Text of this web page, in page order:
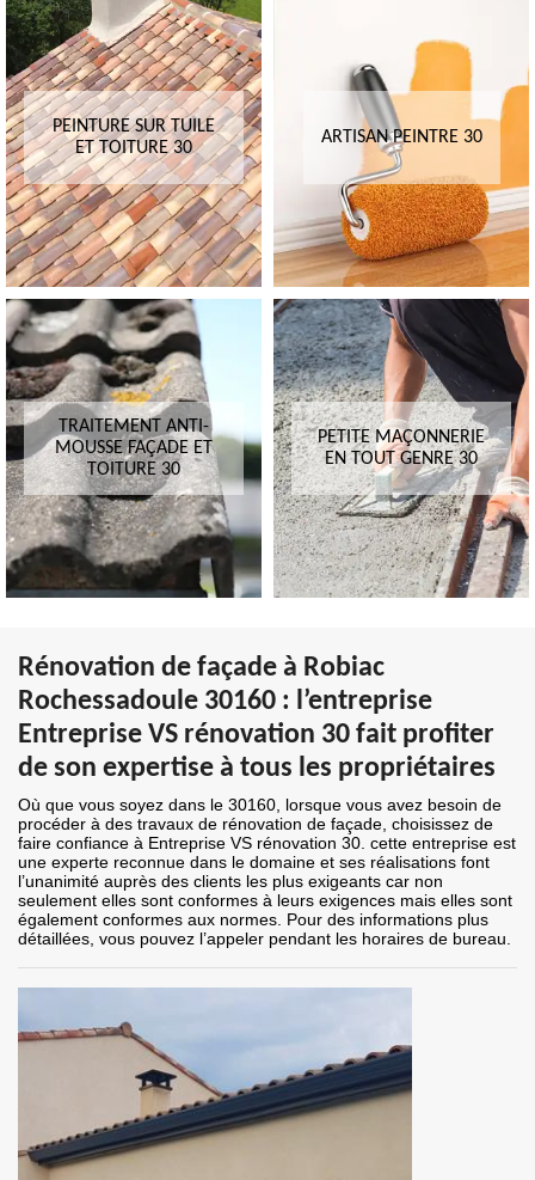
PEINTURE SUR TUILE
ET TOITURE 30
ARTISAN PEINTRE 30
TRAITEMENT ANTI-
MOUSSE FAÇADE ET
TOITURE 30
PETITE MAÇONNERIE
EN TOUT GENRE 30
Rénovation de façade à Robiac
Rochessadoule 30160 : l’entreprise
Entreprise VS rénovation 30 fait profiter
de son expertise à tous les propriétaires
Où que vous soyez dans le 30160, lorsque vous avez besoin de
procéder à des travaux de rénovation de façade, choisissez de
faire confiance à Entreprise VS rénovation 30. cette entreprise est
une experte reconnue dans le domaine et ses réalisations font
l’unanimité auprès des clients les plus exigeants car non
seulement elles sont conformes à leurs exigences mais elles sont
également conformes aux normes. Pour des informations plus
détaillées, vous pouvez l’appeler pendant les horaires de bureau.